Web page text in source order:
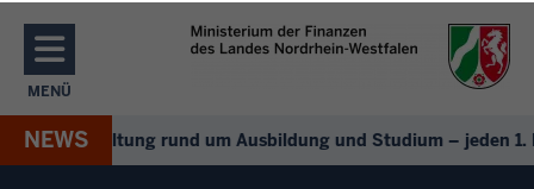
Direkt zum Inhalt
MENÜ
NAVIGATION AKTIVIEREN/DEAKTIVIEREN: MENÜ
NEWS rund um Ausbildung und Studium – jeden 1.